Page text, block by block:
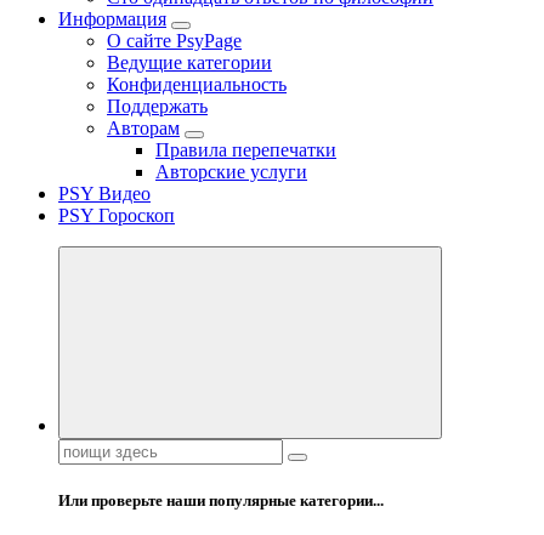
Информация
О сайте PsyPage
Ведущие категории
Конфиденциальность
Поддержать
Авторам
Правила перепечатки
Авторские услуги
PSY Видео
PSY Гороскоп
Поиск:
Или проверьте наши популярные категории...